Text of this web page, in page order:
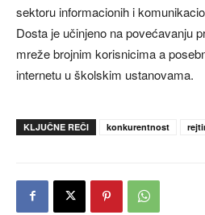
sektoru informacionih i
Dosta je učinjeno na povećavanju
mreže brojnim korisnicima a
internetu u školskim ustanovama.
KLJUČNE REČI konkurentnost